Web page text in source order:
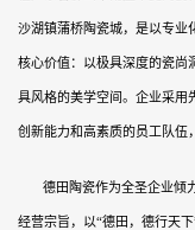
沙湖镇蒲桥陶瓷城，是以专业
核心价值：以极具深度的瓷尚
具风格的美学空间。企业采用
创新能力和高素质的员工队伍
德田陶瓷作为全圣企业倾力
经营宗旨，以“德田，德行天